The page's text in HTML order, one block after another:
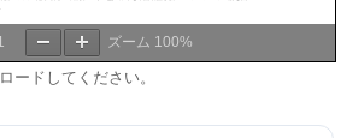
ズーム 100%
ードしてください。